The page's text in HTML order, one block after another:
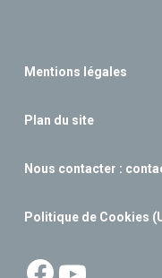
Mentions légales
Plan du site
Nous contacter :
Politique de Cookies
Facebook